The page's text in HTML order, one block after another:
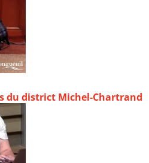
du district Michel‑Chartrand